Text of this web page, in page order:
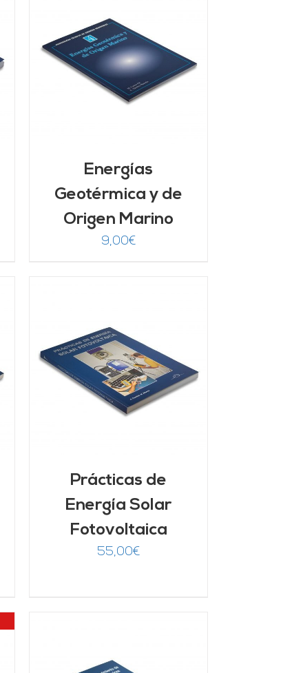
Energías
Geotérmica y de
Origen Marino
9,00€
Prácticas de
Energía Solar
Fotovoltaica
55,00€